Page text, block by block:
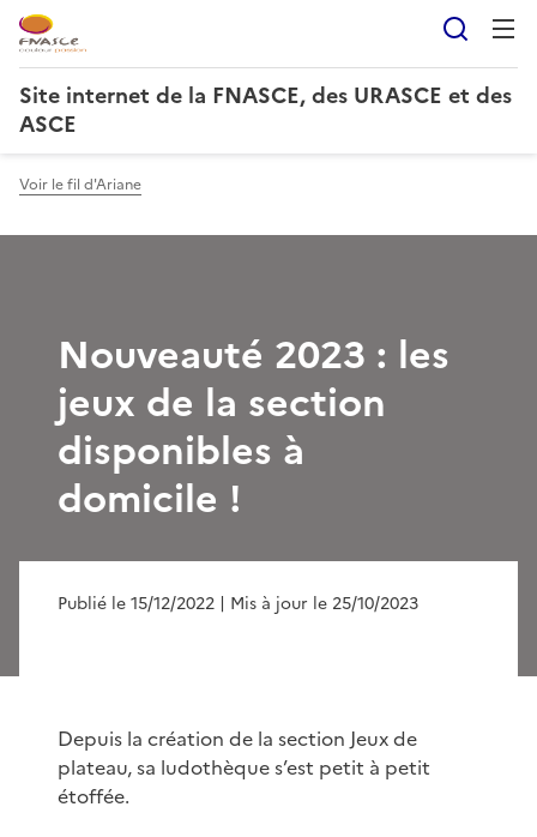
Site internet de la FNASCE, des URASCE et des
ASCE
Voir le fil d'Ariane
Nouveauté 2023 : les
jeux de la section
disponibles à
domicile !
Publié le 15/12/2022 | Mis à jour le 25/10/2023
Depuis la création de la section Jeux de
plateau, sa ludothèque s’est petit à petit
étoffée.